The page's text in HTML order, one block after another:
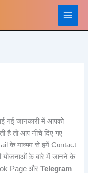
गई जानकारी में आपको
है तो आप नीचे दिए गए
के माध्यम से हमें Contact
योजनाओं के बारे में जानने के
Page औरTelegram